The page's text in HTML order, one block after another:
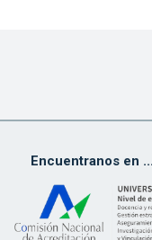
Encuentranos en ...